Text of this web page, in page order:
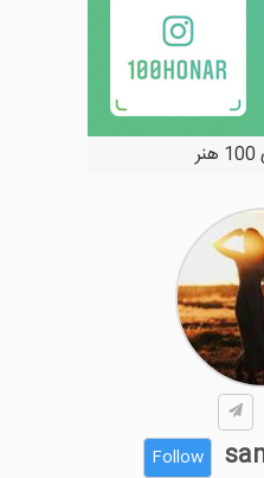
Follow